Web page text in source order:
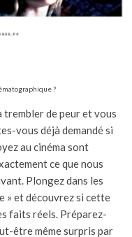
?
trembler de peur et vous
vous déjà demandé si
au cinéma sont
ce que nous
Plongez dans les
» et découvrez si cette
faits réels. Préparez-
être même surpris par